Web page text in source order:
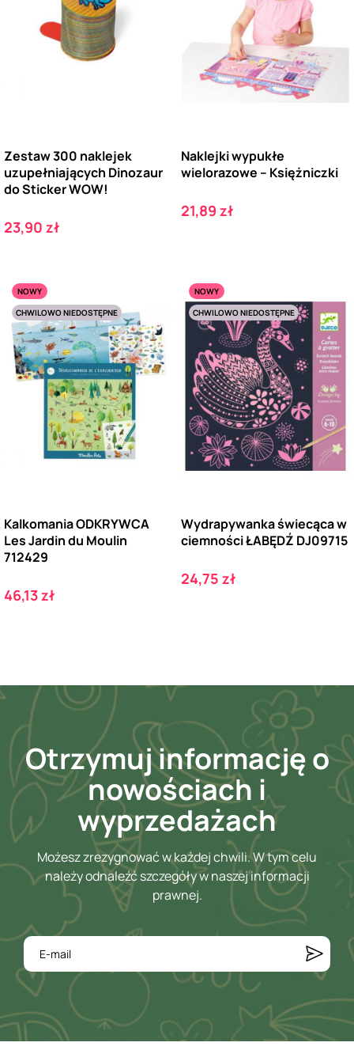
Zestaw 300 naklejek
uzupełniających Dinozaur
do Sticker WOW!
Cena
23,90 zł
Naklejki wypukłe
wielorazowe – Księżniczki
Cena
21,89 zł
NOWY
CHWILOWO NIEDOSTĘPNE
Kalkomania ODKRYWCA
Les Jardin du Moulin
712429
Cena
46,13 zł
NOWY
CHWILOWO NIEDOSTĘPNE
Wydrapywanka świecąca w
ciemności ŁABĘDŹ DJ09715
Cena
24,75 zł
Otrzymuj informację o
nowościach i
wyprzedażach
Możesz zrezygnować w każdej chwili. W tym celu
należy odnaleźć szczegóły w naszej informacji
prawnej.